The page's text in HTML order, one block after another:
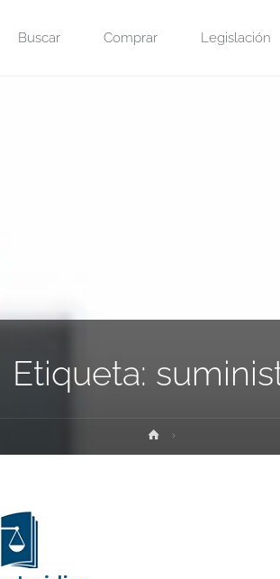
Buscar Comprar Legislación
Etiqueta:
Inicio